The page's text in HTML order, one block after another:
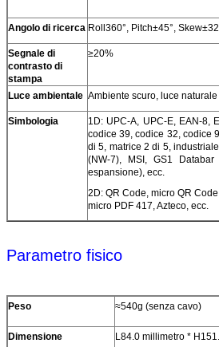
Angolo di ricerca Roll360°, Pitch±45°,
Segnale di
contrasto di
stampa
≥20%
Luce ambientale Ambiente scuro, luce
Simbologia
1D: UPC-A, UPC-E, EAN-8,
codice 39, codice 32, codice
di 5, matrice 2 di 5,
(NW-7), MSI, GS1
espansione), ecc.
2D: QR Code, micro QR
micro PDF 417, Azteco, ecc.
Parametro fisico
Peso ≈540g (senza cavo)
Dimensione L84.0 millimetro *